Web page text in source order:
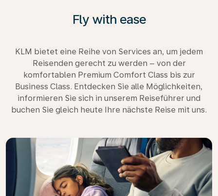
Fly with ease
KLM bietet eine Reihe von Services an, um jedem
Reisenden gerecht zu werden – von der
komfortablen Premium Comfort Class bis zur
Business Class. Entdecken Sie alle Möglichkeiten,
informieren Sie sich in unserem Reiseführer und
buchen Sie gleich heute Ihre nächste Reise mit uns.